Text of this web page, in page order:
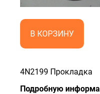
В КОРЗИНУ
4N2199 Прокладка
Подробную